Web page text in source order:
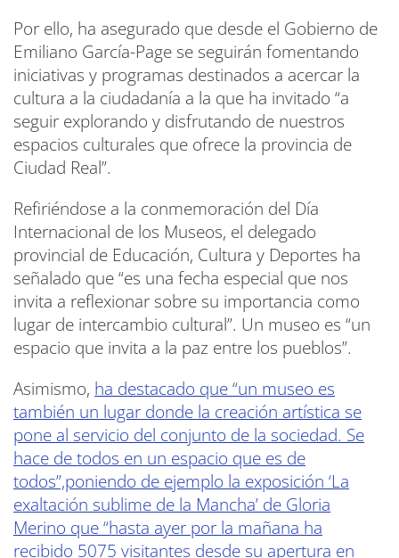
Por ello, ha asegurado que desde el Gobierno de
Emiliano García-Page se seguirán fomentando
iniciativas y programas destinados a acercar la
cultura a la ciudadanía a la que ha invitado “a
seguir explorando y disfrutando de nuestros
espacios culturales que ofrece la provincia de
Ciudad Real”.
Refiriéndose a la conmemoración del Día
Internacional de los Museos, el delegado
provincial de Educación, Cultura y Deportes ha
señalado que “es una fecha especial que nos
invita a reflexionar sobre su importancia como
lugar de intercambio cultural”. Un museo es “un
espacio que invita a la paz entre los pueblos”.
Asimismo, ha destacado que “un museo es
también un lugar donde la creación artística se
pone al servicio del conjunto de la sociedad. Se
hace de todos en un espacio que es de
todos”,poniendo de ejemplo la exposición ‘La
exaltación sublime de la Mancha’ de Gloria
Merino que “hasta ayer por la mañana ha
recibido 5075 visitantes desde su apertura en